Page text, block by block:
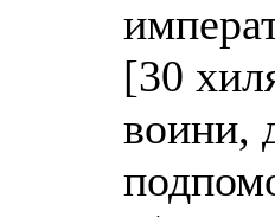
[30
воини,